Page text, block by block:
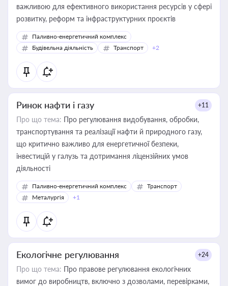
важливою для ефективного використання ресурсів у сфері
розвитку, реформ та інфраструктурних проєктів
Паливно-енергетичний комплекс
Будівельна діяльність
Транспорт +2
Ринок нафти і газу +11
Про що тема: Про регулювання видобування, обробки,
транспортування та реалізації нафти й природного газу,
що критично важливо для енергетичної безпеки,
інвестицій у галузь та дотримання ліцензійних умов
діяльності
Паливно-енергетичний комплекс
Транспорт
Металургія
+1
Екологічне регулювання +24
Про що тема: Про правове регулювання екологічних
вимог до виробництв, включно з дозволами, перевірками,